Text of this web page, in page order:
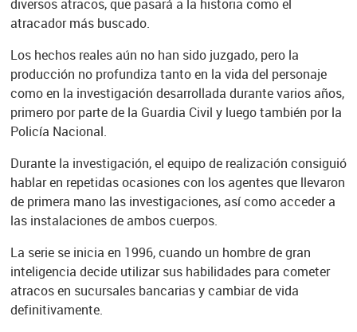
diversos atracos, que pasará a la historia como el
atracador más buscado.
Los hechos reales aún no han sido juzgado, pero la
producción no profundiza tanto en la vida del personaje
como en la investigación desarrollada durante varios años,
primero por parte de la Guardia Civil y luego también por la
Policía Nacional.
Durante la investigación, el equipo de realización consiguió
hablar en repetidas ocasiones con los agentes que llevaron
de primera mano las investigaciones, así como acceder a
las instalaciones de ambos cuerpos.
La serie se inicia en 1996, cuando un hombre de gran
inteligencia decide utilizar sus habilidades para cometer
atracos en sucursales bancarias y cambiar de vida
definitivamente.